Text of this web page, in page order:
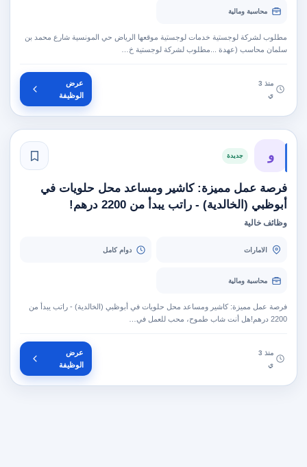
محاسبة ومالية
مطلوب لشركة لوجستية خدمات لوجستية موقعها الرياض حي المونسية شارع محمد بن
سلمان محاسب (عهدة ...مطلوب لشركة لوجستية خ…
منذ 3
ي
عرض
الوظيفة
و جديدة
فرصة عمل مميزة: كاشير ومساعد محل حلويات في
أبوظبي (الخالدية) - راتب يبدأ من 2200 درهم!
وظائف خالية
الامارات دوام كامل
محاسبة ومالية
فرصة عمل مميزة: كاشير ومساعد محل حلويات في أبوظبي (الخالدية) - راتب يبدأ من
2200 درهم!هل أنت شاب طموح، محب للعمل في…
منذ 3
ي
عرض
الوظيفة